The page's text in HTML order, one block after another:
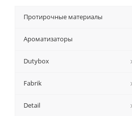
Протирочные материалы
Ароматизаторы
Dutybox
Fabrik
Detail